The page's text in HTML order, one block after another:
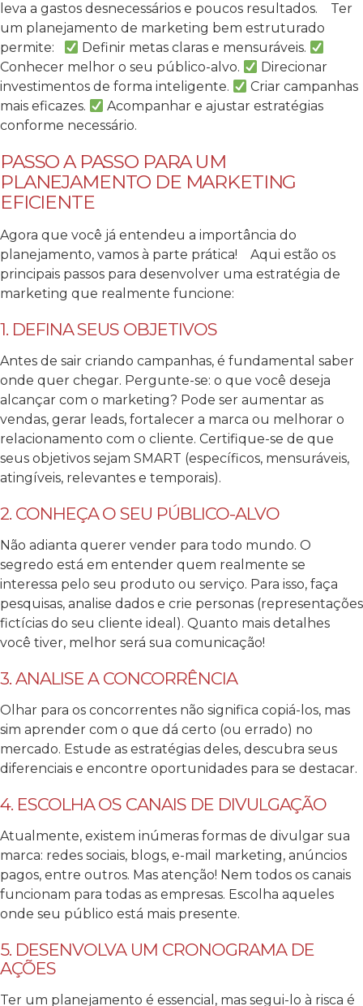
leva a gastos desnecessários e poucos resultados.
Ter
um planejamento de marketing bem estruturado
permite:
Definir metas claras e mensuráveis.
Conhecer melhor o seu público-alvo.
Direcionar
investimentos de forma inteligente.
Criar campanhas
mais eficazes.
Acompanhar e ajustar estratégias
conforme necessário.
PASSO A PASSO PARA UM
PLANEJAMENTO DE MARKETING
EFICIENTE
Agora que você já entendeu a importância do
planejamento, vamos à parte prática!
Aqui estão os
principais passos para desenvolver uma estratégia de
marketing que realmente funcione:
1. DEFINA SEUS OBJETIVOS
Antes de sair criando campanhas, é fundamental saber
onde quer chegar. Pergunte-se: o que você deseja
alcançar com o marketing? Pode ser aumentar as
vendas, gerar leads, fortalecer a marca ou melhorar o
relacionamento com o cliente. Certifique-se de que
seus objetivos sejam SMART (específicos, mensuráveis,
atingíveis, relevantes e temporais).
2. CONHEÇA O SEU PÚBLICO-ALVO
Não adianta querer vender para todo mundo. O
segredo está em entender quem realmente se
interessa pelo seu produto ou serviço. Para isso, faça
pesquisas, analise dados e crie personas (representações
fictícias do seu cliente ideal). Quanto mais detalhes
você tiver, melhor será sua comunicação!
3. ANALISE A CONCORRÊNCIA
Olhar para os concorrentes não significa copiá-los, mas
sim aprender com o que dá certo (ou errado) no
mercado. Estude as estratégias deles, descubra seus
diferenciais e encontre oportunidades para se destacar.
4. ESCOLHA OS CANAIS DE DIVULGAÇÃO
Atualmente, existem inúmeras formas de divulgar sua
marca: redes sociais, blogs, e-mail marketing, anúncios
pagos, entre outros. Mas atenção! Nem todos os canais
funcionam para todas as empresas. Escolha aqueles
onde seu público está mais presente.
5. DESENVOLVA UM CRONOGRAMA DE
AÇÕES
Ter um planejamento é essencial, mas segui-lo à risca é